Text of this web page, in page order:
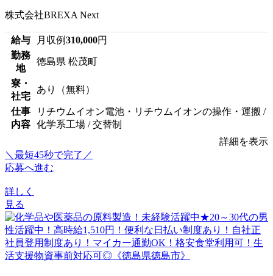
株式会社BREXA Next
給与 月収例310,000円
勤務
地
徳島県 松茂町
寮・
社宅
あり（無料）
仕事
内容
リチウムイオン電池・リチウムイオンの操作・運搬 /
化学系工場 / 交替制
詳細を表示
＼最短45秒で完了／
応募へ進む
詳しく
見る